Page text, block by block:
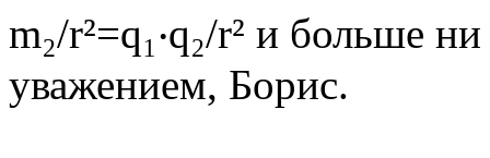
m₂/r²=q₁‧q₂/r² и больше
уважением, Борис.